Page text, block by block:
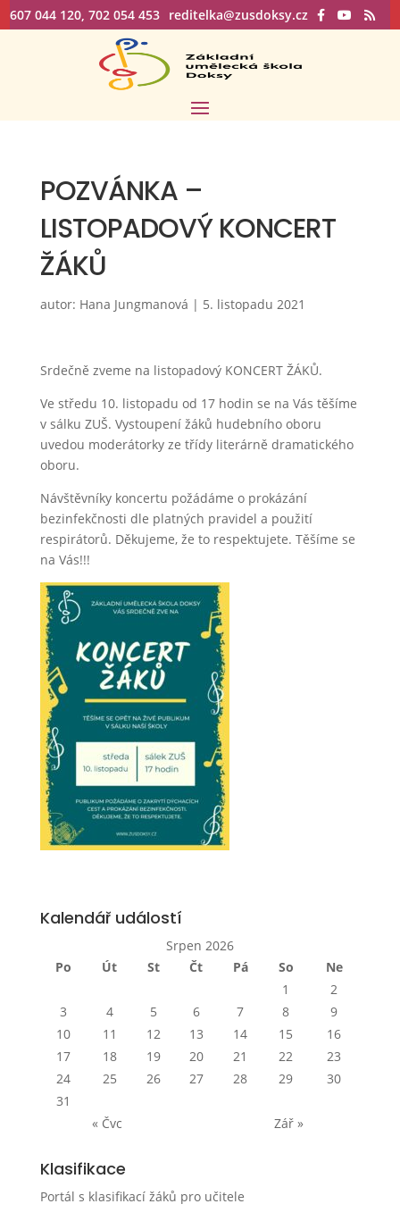
607 044 120, 702 054 453 reditelka@zusdoksy.cz
POZVÁNKA –
LISTOPADOVÝ KONCERT
ŽÁKŮ
autor: Hana Jungmanová | 5. listopadu 2021
Srdečně zveme na listopadový KONCERT ŽÁKŮ.
Ve středu 10. listopadu od 17 hodin se na Vás těšíme
v sálku ZUŠ. Vystoupení žáků hudebního oboru
uvedou moderátorky ze třídy literárně dramatického
oboru.
Návštěvníky koncertu požádáme o prokázání
bezinfekčnosti dle platných pravidel a použití
respirátorů. Děkujeme, že to respektujete. Těšíme se
na Vás!!!
Kalendář událostí
Srpen 2026
Po
Út St Čt Pá So
Ne
1
2
3
4 5 6 7 8
9
10
11 12 13 14 15
16
17
18 19 20 21 22
23
24
25 26 27 28 29
30
31
« Čvc
Zář »
Klasifikace
Portál s klasifikací žáků pro učitele